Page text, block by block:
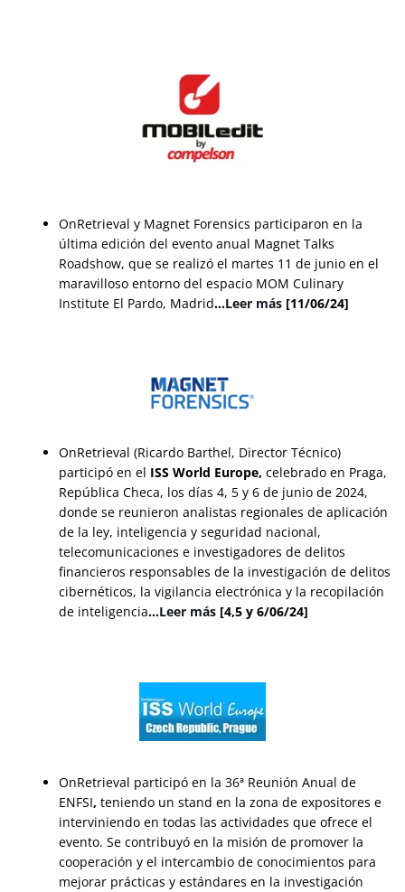
OnRetrieval y Magnet Forensics participaron en la
última edición del evento anual Magnet Talks
Roadshow, que se realizó el martes 11 de junio en el
maravilloso entorno del espacio MOM Culinary
Institute El Pardo, Madrid…Leer más [11/06/24]
OnRetrieval (Ricardo Barthel, Director Técnico)
participó en el ISS World Europe, celebrado en Praga,
República Checa, los días 4, 5 y 6 de junio de 2024,
donde se reunieron analistas regionales de aplicación
de la ley, inteligencia y seguridad nacional,
telecomunicaciones e investigadores de delitos
financieros responsables de la investigación de delitos
cibernéticos, la vigilancia electrónica y la recopilación
de inteligencia…Leer más [4,5 y 6/06/24]
OnRetrieval participó en la 36ª Reunión Anual de
ENFSI, teniendo un stand en la zona de expositores e
interviniendo en todas las actividades que ofrece el
evento. Se contribuyó en la misión de promover la
cooperación y el intercambio de conocimientos para
mejorar prácticas y estándares en la investigación